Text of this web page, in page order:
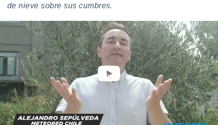
de nieve sobre sus cumbres.